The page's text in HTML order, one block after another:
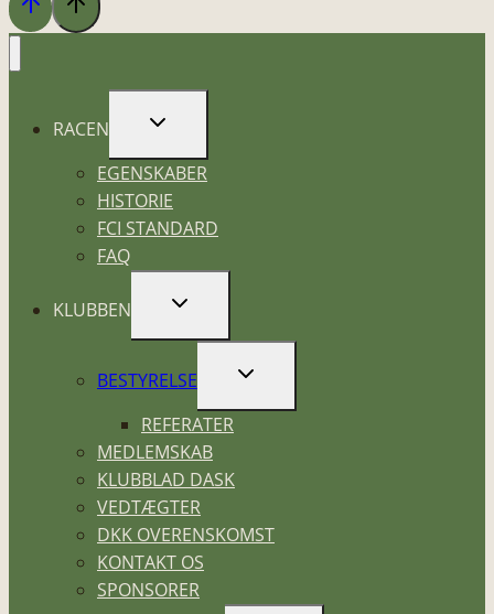
RACEN
SKIFT
EGENSKABER
HISTORIE
FCI STANDARD
FAQ
KLUBBEN
SKIFT
BESTYRELSE
SKIFT
REFERATER
MEDLEMSKAB
KLUBBLAD DASK
VEDTÆGTER
DKK OVERENSKOMST
KONTAKT OS
SPONSORER